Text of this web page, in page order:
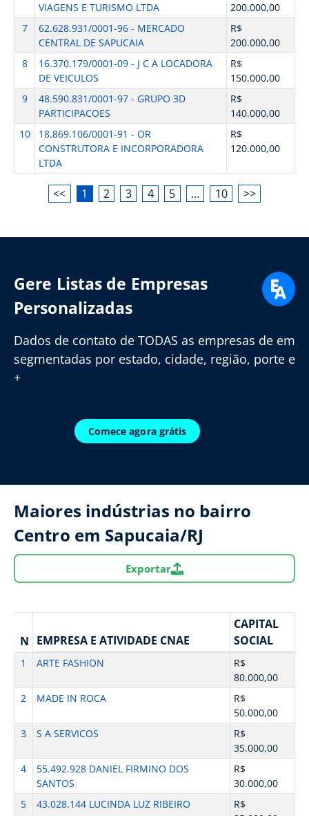
VIAGENS E TURISMO LTDA
200.000,00
7
62.628.931/0001-96 - MERCADO
CENTRAL DE SAPUCAIA
R$
200.000,00
8
16.370.179/0001-09 - J C A LOCADORA
DE VEICULOS
R$
150.000,00
9
48.590.831/0001-97 - GRUPO 3D
PARTICIPACOES
R$
140.000,00
10
18.869.106/0001-91 - OR
CONSTRUTORA E INCORPORADORA
LTDA
R$
120.000,00
<< 1 2 3 4 5 … 10 >>
Gere Listas de Empresas
Personalizadas
Dados de contato de TODAS as empresas de em
segmentadas por estado, cidade, região, porte e
+
Comece agora grátis
Maiores indústrias no bairro
Centro em Sapucaia/RJ
Exportar
N EMPRESA E ATIVIDADE CNAE
CAPITAL
SOCIAL
1 ARTE FASHION
R$
80.000,00
2
MADE IN ROCA
R$
50.000,00
3
S A SERVICOS
R$
35.000,00
4
55.492.928 DANIEL FIRMINO DOS
SANTOS
R$
30.000,00
5
43.028.144 LUCINDA LUZ RIBEIRO
R$